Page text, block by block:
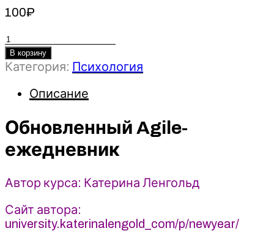
100₽
Количество
товара
Обновленный
ежедневник
2022
-
Катерина
В корзину
Категория: Психология
Описание
Обновленный Agile-
ежедневник
Автор курса: Катерина Ленгольд
Сайт автора:
university.katerinalengold_com/p/newyear/